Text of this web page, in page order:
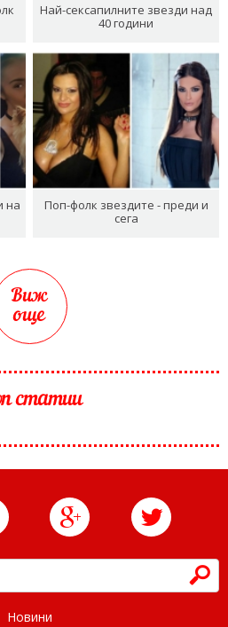
Най-сексапилните звезди над
40 години
на
Поп-фолк звездите - преди и
сега
Виж
още
статии
h
Новини